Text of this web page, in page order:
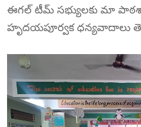
ఈగల్ టీమ్ సభ్యులకు మా
హృదయపూర్వక ధన్యవాదాలు